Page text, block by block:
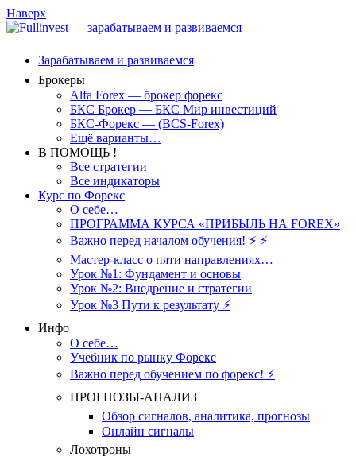
Наверх
Зарабатываем и развиваемся
Брокеры
Alfa Forex — брокер форекс
БКС Брокер — БКС Мир инвестиций
БКС-Форекс — (BCS-Forex)
Ещё варианты…
В ПОМОЩЬ !
Все стратегии
Все индикаторы
Курс по Форекс
О себе…
ПРОГРАММА КУРСА «ПРИБЫЛЬ НА FOREX»
Важно перед началом обучения! ⚡ ⚡
Мастер-класс о пяти направлениях…
Урок №1: Фундамент и основы
Урок №2: Внедрение и стратегии
Урок №3 Пути к результату ⚡️
Инфо
О себе…
Учебник по рынку Форекс
Важно перед обучением по форекс! ⚡
ПРОГНОЗЫ-АНАЛИЗ
Обзор сигналов, аналитика, прогнозы
Онлайн сигналы
Лохотроны